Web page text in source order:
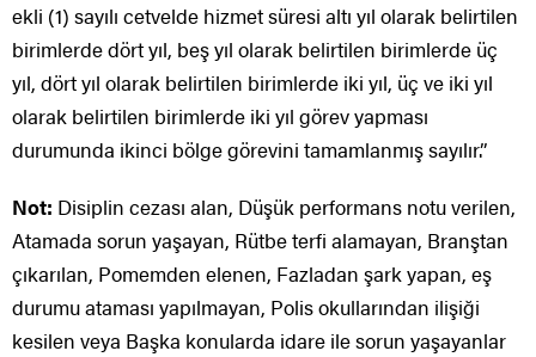
ekli (1) sayılı cetvelde hizmet süresi altı yıl olarak belirtilen
birimlerde dört yıl, beş yıl olarak belirtilen birimlerde üç
yıl, dört yıl olarak belirtilen birimlerde iki yıl, üç ve iki yıl
olarak belirtilen birimlerde iki yıl görev yapması
durumunda ikinci bölge görevini tamamlanmış sayılır.”
Not: Disiplin cezası alan, Düşük performans notu verilen,
Atamada sorun yaşayan, Rütbe terfi alamayan, Branştan
çıkarılan, Pomemden elenen, Fazladan şark yapan, eş
durumu ataması yapılmayan, Polis okullarından ilişiği
kesilen veya Başka konularda idare ile sorun yaşayanlar